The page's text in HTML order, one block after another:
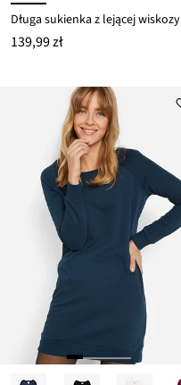
Długa sukienka z lejącej wiskozy
139,99 zł